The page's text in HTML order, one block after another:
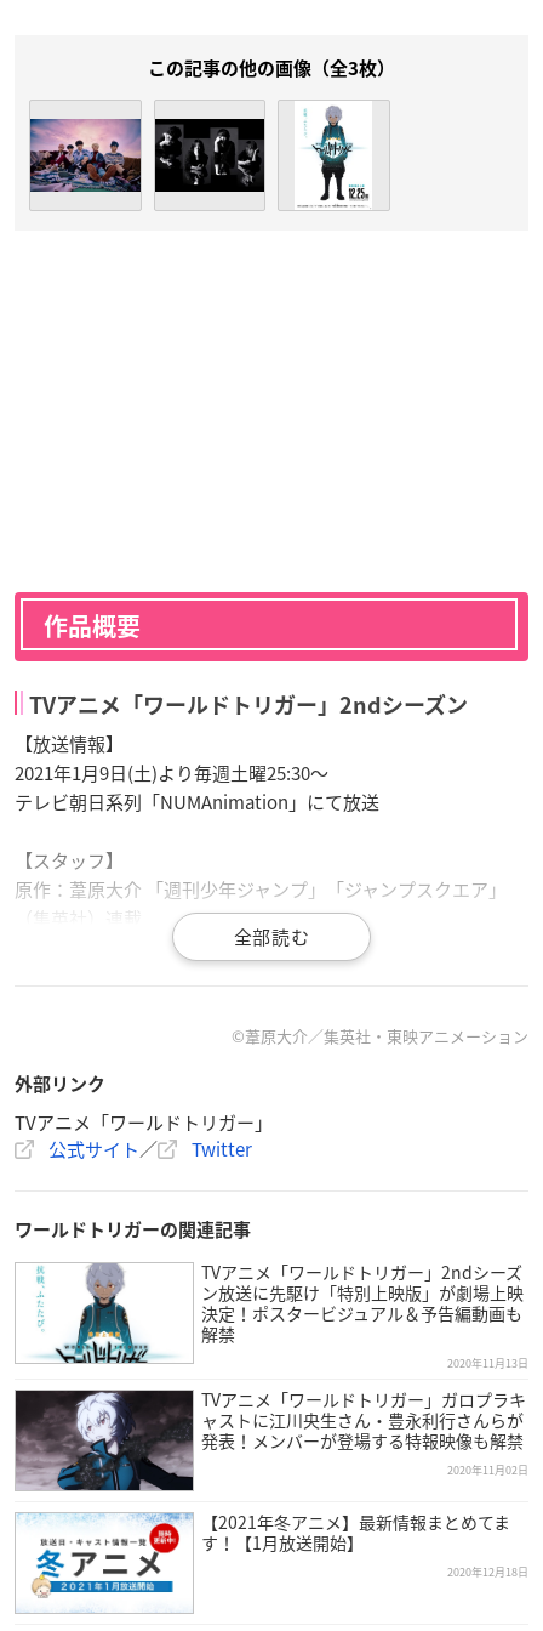
この記事の他の画像（全3枚）
作品概要
TVアニメ「ワールドトリガー」2ndシーズン
【放送情報】
2021年1月9日(土)より毎週土曜25:30～
テレビ朝日系列「NUMAnimation」にて放送
【スタッフ】
原作：葦原大介 「週刊少年ジャンプ」「ジャンプスクエア」
（集英社）連載
製作：東映アニメーション
雨取千佳：田村奈央
迅悠一：中村悠一
ヒュース：島﨑信長 ほか
©葦原大介／集英社・東映アニメーション
外部リンク
TVアニメ「ワールドトリガー」
公式サイト／ Twitter
ワールドトリガーの関連記事
TVアニメ「ワールドトリガー」2ndシーズ
ン放送に先駆け「特別上映版」が劇場上映
決定！ポスタービジュアル＆予告編動画も
解禁
2020年11月13日
TVアニメ「ワールドトリガー」ガロプラキ
ャストに江川央生さん・豊永利行さんらが
発表！メンバーが登場する特報映像も解禁
2020年11月02日
【2021年冬アニメ】最新情報まとめてま
す！【1月放送開始】
2020年12月18日